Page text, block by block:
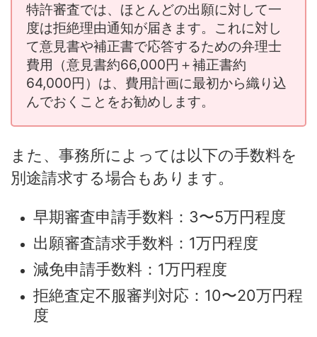
特許審査では、ほとんどの出願に対して一
度は拒絶理由通知が届きます。これに対し
て意見書や補正書で応答するための弁理士
費用（意見書約66,000円＋補正書約
64,000円）は、費用計画に最初から織り込
んでおくことをお勧めします。
また、事務所によっては以下の手数料を
別途請求する場合もあります。
早期審査申請手数料：3〜5万円程度
出願審査請求手数料：1万円程度
減免申請手数料：1万円程度
拒絶査定不服審判対応：10〜20万円程
度